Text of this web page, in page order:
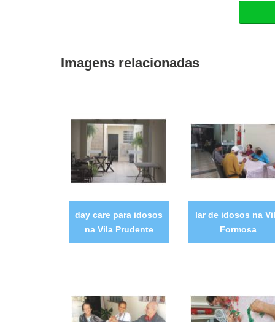
Imagens relacionadas
day care para idosos
na Vila Prudente
lar de idosos na
Formosa